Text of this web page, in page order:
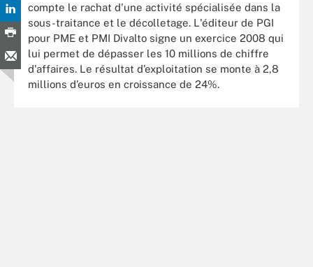
compte le rachat d'une activité spécialisée dans la
sous-traitance et le décolletage. L'éditeur de PGI
pour PME et PMI Divalto signe un exercice 2008 qui
lui permet de dépasser les 10 millions de chiffre
d'affaires. Le résultat d’exploitation se monte à 2,8
millions d’euros en croissance de 24%.